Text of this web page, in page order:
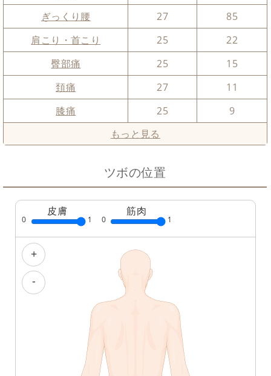
ぎっくり腰
27
85
肩こり・首こり
25
22
臀部痛
25
15
頚痛
27
11
膝痛
25
9
もっと見る
ツボの位置
皮膚 筋肉